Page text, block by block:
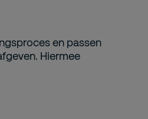
en passen
Hiermee